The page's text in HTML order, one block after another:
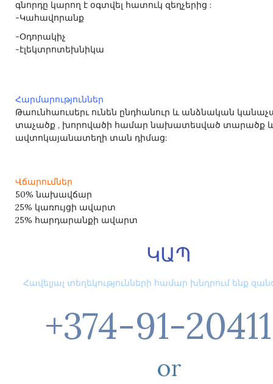
գնորդը կարող է օգտվել հատուկ զեղչերից :
-Կահավորանք
-Օդորակիչ
-էլեկտրոտեխնիկա
Հարմարություններ
Թաունհաուսերւ ունեն ընդհանուր և անձնական
տաչածք , խորովածի համար նախատեսված տարածք
ավտոկայանատեղի տան դիմաց:
Վճարումներ
50% նախավճար
25% կառույցի ավարտ
25% հարդարանքի ավարտ
ԿԱՊ
Հավելյալ տեղեկությունների համար խնդրում ենք
+374-91-
or